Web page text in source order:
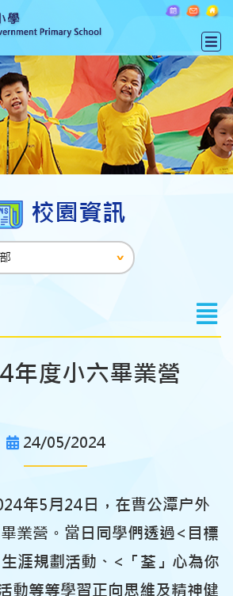
校園資訊
年度小六畢業營
24/05/2024
年5月24日，在曹公潭户外
業營。當日同學們透過<目標
涯規劃活動、<「荃」心為你
動等等學習正向思維及精神健